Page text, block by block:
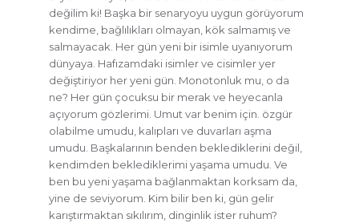
değilim ki! Başka bir senaryoyu uygun görüyorum
kendime, bağlılıkları olmayan, kök salmamış ve
salmayacak. Her gün yeni bir isimle uyanıyorum
dünyaya. Hafızamdaki isimler ve cisimler yer
değiştiriyor her yeni gün. Monotonluk mu, o da
ne? Her gün çocuksu bir merak ve heyecanla
açıyorum gözlerimi. Umut var benim için. özgür
olabilme umudu, kalıpları ve duvarları aşma
umudu. Başkalarının benden beklediklerini değil,
kendimden beklediklerimi yaşama umudu. Ve
ben bu yeni yaşama bağlanmaktan korksam da,
yine de seviyorum. Kim bilir ben ki, gün gelir
karıştırmaktan sıkılırım, dinginlik ister ruhum?